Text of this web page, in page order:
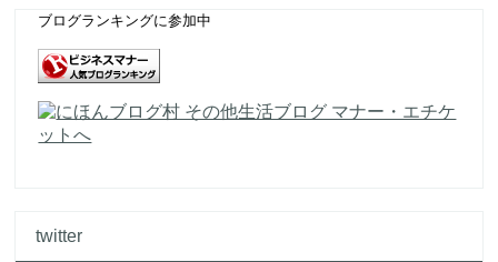
ブログランキングに参加中
twitter